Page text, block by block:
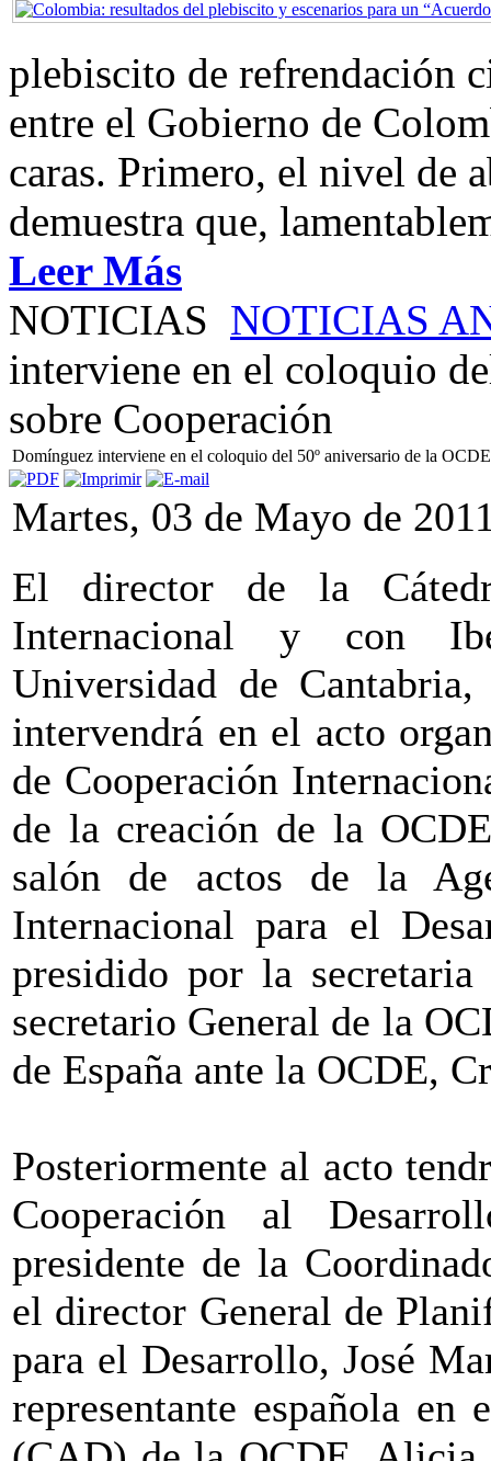
plebiscito de refrendación
entre el Gobierno de
caras. Primero, el nivel de
demuestra que,
Leer Más
NOTICIAS NOTICIAS
interviene en el coloquio
sobre Cooperación
Domínguez interviene en el coloquio del 50º aniversario de la
Martes, 03 de Mayo de
El director de la
Internacional y con
Universidad de
intervendrá en el acto
de Cooperación
de la creación de la
salón de actos de la
Internacional para el
presidido por la
secretario General de la
de España ante la OCDE,
Posteriormente al acto
Cooperación al
presidente de la
el director General de
para el Desarrollo, José
representante española